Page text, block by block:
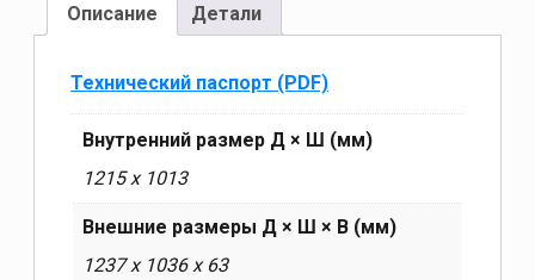
Описание Детали
Технический паспорт (PDF)
Внутренний размер Д × Ш (мм)
1215 x 1013
Внешние размеры Д × Ш × В (мм)
1237 х 1036 х 63